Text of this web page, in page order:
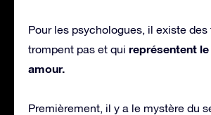
Pour les psychologues, il existe
trompent pas et qui représentent
amour.
Premièrement, il y a le mystère du